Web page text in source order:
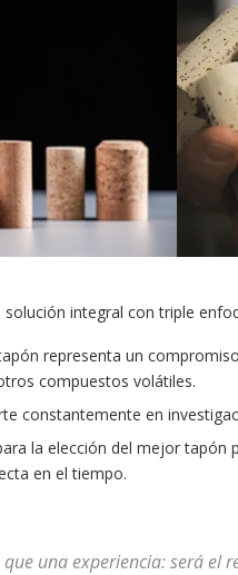
integral con triple
representa un
compuestos volátiles.
constantemente en
la elección del mejor tapón
en el tiempo.
que una experiencia: será